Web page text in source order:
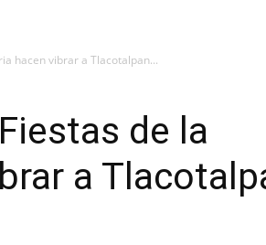
hacen vibrar a Tlacotalpan...
de la
a